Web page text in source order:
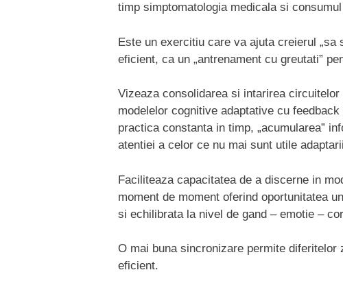
timp simptomatologia medicala si
Este un exercitiu care va ajuta creierul „sa
eficient, ca un „antrenament cu greutati”
Vizeaza consolidarea si intarirea
modelelor cognitive adaptative cu
practica constanta in timp, „acumularea”
atentiei a celor ce nu mai sunt utile
Faciliteaza capacitatea de a discerne in
moment de moment oferind oportunitatea
si echilibrata la nivel de gand – emotie –
O mai buna sincronizare permite
eficient.